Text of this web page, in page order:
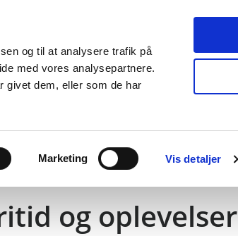
og til at analysere trafik på
med vores analysepartnere.
givet dem, eller som de har
Marketing Vis detaljer
Job og ledighed
og oplevelser